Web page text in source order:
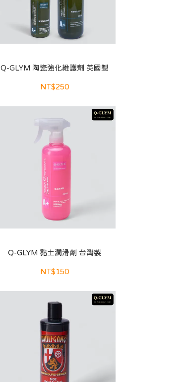
Q-GLYM 陶瓷強化維護劑 英國製
NT$250
Q-GLYM 黏土潤滑劑 台灣製
NT$150